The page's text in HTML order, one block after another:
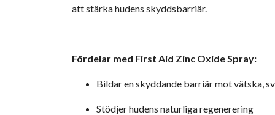
att stärka hudens skyddsbarriär.
Fördelar med First Aid Zinc Oxide Spray:
Bildar en skyddande barriär mot vätska,
Stödjer hudens naturliga regenerering